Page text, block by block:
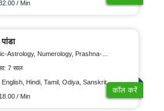
/ Min
Astrology, Numerology, Prashna-Kundali
7 साल
English, Hindi, Tamil, Odiya, Sanskrit
/ Min
कॉल करें